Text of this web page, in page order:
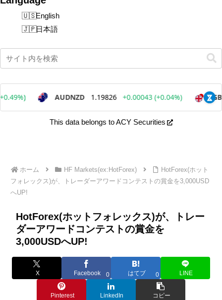
English
日本語
This data belongs to ACY Securities
ホーム HF Markets(ex:HotForex)
HotForex(ホット
フォレックス)が、トレーダーアワードコンテストの賞金を3,000USD
へUP!
HotForex(ホットフォレックス)が、トレー
ダーアワードコンテストの賞金を
3,000USDへUP!
X Facebook 0 はてブ 0 LINE
Pinterest LinkedIn コピー